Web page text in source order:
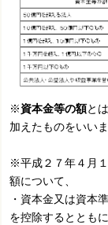
※資本金等の額と
加えたものをいいま
※平成２７年４月
額について、
・資本金又は資本
を控除するととも